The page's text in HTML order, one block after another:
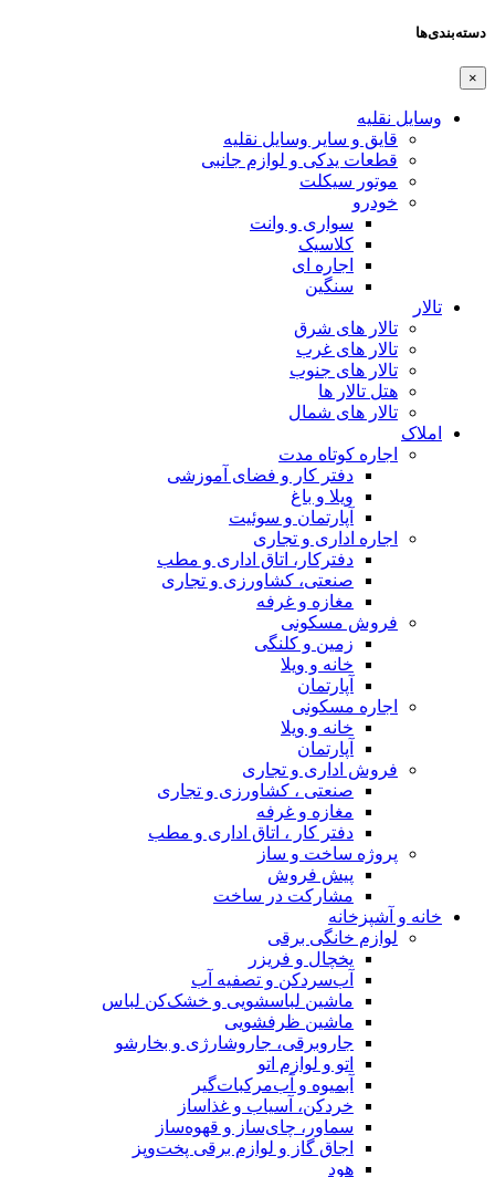
دسته‌بندی‌ها
×
وسایل نقلیه
قایق و سایر وسایل نقلیه
قطعات یدکی و لوازم جانبی
موتور سیکلت
خودرو
سواری و وانت
کلاسیک
اجاره ای
سنگین
تالار
تالار های شرق
تالار های غرب
تالار های جنوب
هتل تالار ها
تالار های شمال
املاک
اجاره کوتاه مدت
دفتر کار و فضای آموزشی
ویلا و باغ
آپارتمان و سوئیت
اجاره اداری و تجاری
دفترکار، اتاق اداری و مطب
صنعتی، کشاورزی و تجاری
مغازه و غرفه
فروش مسکونی
زمین و کلنگی
خانه و ویلا
آپارتمان
اجاره مسکونی
خانه و ویلا
آپارتمان
فروش اداری و تجاری
صنعتی ، کشاورزی و تجاری
مغازه و غرفه
دفتر کار ، اتاق اداری و مطب
پروژه ساخت و ساز
پیش فروش
مشارکت در ساخت
خانه و آشپزخانه
لوازم خانگی برقی
یخچال و فریزر
آب‌سردکن و تصفیه آب
ماشین لباسشویی و خشک‌کن لباس
ماشین ظرفشویی
جاروبرقی، جاروشارژی و بخارشو
اتو و لوازم اتو
آبمیوه و آب‌مرکبات‌گیر
خردکن، آسیاب و غذاساز
سماور، چای‌ساز و قهوه‌ساز
اجاق گاز و لوازم برقی پخت‌وپز
هود